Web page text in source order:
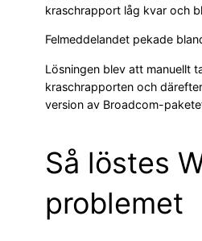
kraschrapport låg kvar och
Felmeddelandet pekade
Lösningen blev att manuellt
kraschrapporten och
version av Broadcom-
Så löstes
problemet